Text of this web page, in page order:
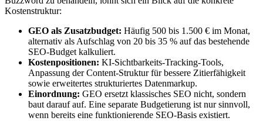
Kostenstruktur:
GEO als Zusatzbudget: Häufig 500 bis 1.500 € im Monat,
alternativ als Aufschlag von 20 bis 35 % auf das bestehende
SEO-Budget kalkuliert.
Kostenpositionen: KI-Sichtbarkeits-Tracking-Tools,
Anpassung der Content-Struktur für bessere Zitierfähigkeit
sowie erweitertes strukturiertes Datenmarkup.
Einordnung: GEO ersetzt klassisches SEO nicht, sondern
baut darauf auf. Eine separate Budgetierung ist nur sinnvoll,
wenn bereits eine funktionierende SEO-Basis existiert.